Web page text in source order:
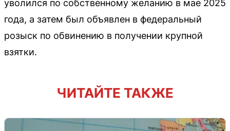
уволился по собственному желанию в мае 2025
года, а затем был объявлен в федеральный
розыск по обвинению в получении крупной
взятки.
ЧИТАЙТЕ ТАКЖЕ